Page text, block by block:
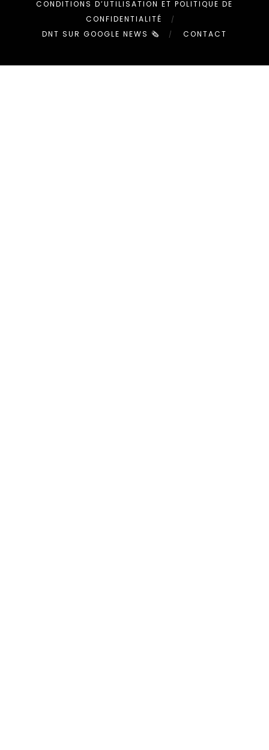
CONDITIONS D’UTILISATION ET POLITIQUE DE
CONFIDENTIALITÉ
DNT SUR GOOGLE NEWS 🗞
CONTACT